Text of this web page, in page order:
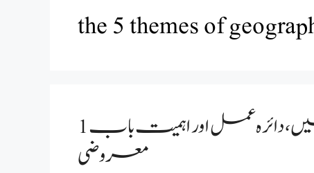
the 5 themes of
جغرافیہ کی تعریف ، شاخیں ، دائرہ عمل اور اہمیت باب 1
معروضی